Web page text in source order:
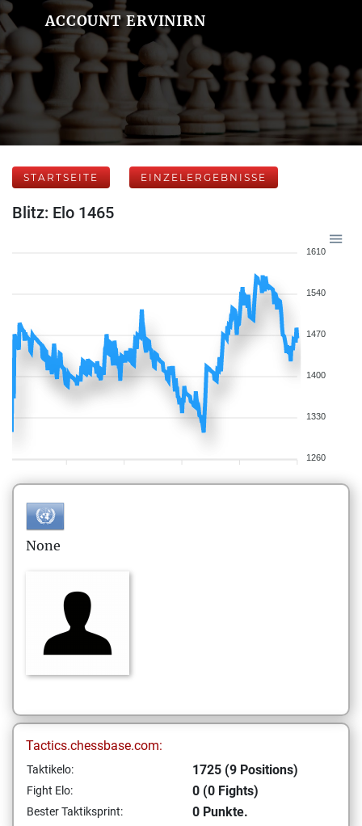
ACCOUNT ERVINIRN
STARTSEITE EINZELERGEBNISSE
Blitz: Elo 1465
1610
1540
1470
1400
1330
1260
None
Tactics.chessbase.com:
Taktikelo: 1725 (9 Positions)
Fight Elo: 0 (0 Fights)
Bester Taktiksprint: 0 Punkte.